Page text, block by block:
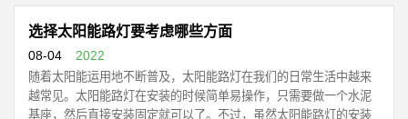
面呢？
选择太阳能路灯要考虑哪些方面
08-04 2022
随着太阳能运用地不断普及，太阳能路灯在我们的日常生活中越来
越常见。太阳能路​灯在安装的时候简单易操作，只需要做一个水泥
基座，然后直接安装固定就可以了。不过，虽然太阳能路灯的安装